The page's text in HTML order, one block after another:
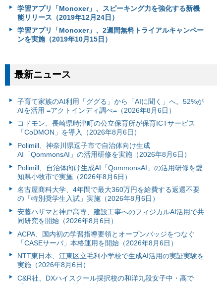
学習アプリ「Monoxer」、スピーキング力を強化する新機
能リリース（2019年12月24日）
学習アプリ「Monoxer」、2週間無料トライアルキャンペー
ンを実施（2019年10月15日）
最新ニュース
子育て家族のAI利用「ググる」から「AIに聞く」へ。52%が
AIを活用 =アクトインディ調べ=（2026年8月6日）
コドモン、長崎県時津町の公立保育所が保育ICTサービス
「CoDMON」を導入（2026年8月6日）
Polimill、神奈川県逗子市で自治体向け生成
AI「QommonsAI」の活用研修を実施（2026年8月6日）
Polimill、自治体向け生成AI「QommonsAI」の活用研修を愛
知県小牧市で実施（2026年8月6日）
名古屋商科大学、4年間で最大360万円を給費する返還不要
の「特別奨学生入試」実施（2026年8月6日）
安藤ハザマと神戸高専、建設工事へのフィジカルAI活用で共
同研究を開始（2026年8月6日）
ACPA、国内初の学習指導要領とオープンバッジをつなぐ
「CASEサーバ」本格運用を開始（2026年8月6日）
NTT東日本、江東区立毛利小学校で生成AI活用の実証実験を
実施（2026年8月6日）
C&R社、DXハイスクール採択校の和洋九段女子中・高で